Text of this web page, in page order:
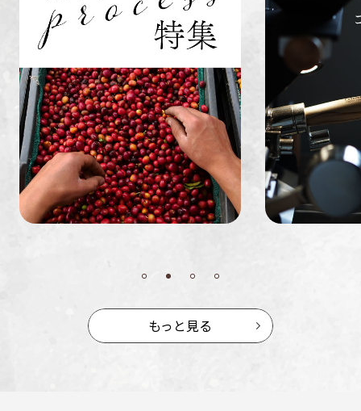
業務用 定期便
ミャンマー ルワンダ
もっと見る